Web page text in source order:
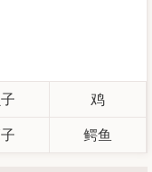
鸡
鳄鱼